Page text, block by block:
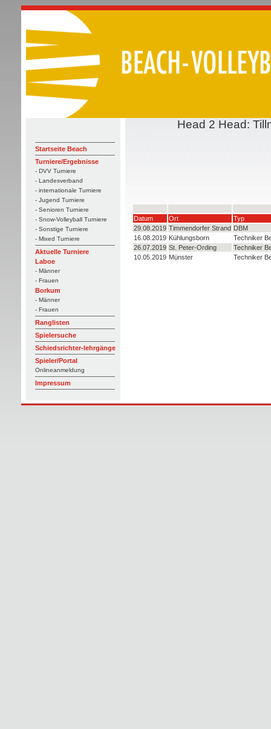
Startseite Beach
Turniere/Ergebnisse
- DVV Turniere
- Landesverband
- internationale Turniere
- Jugend Turniere
- Senioren Turniere
- Snow-Volleyball Turniere
- Sonstige Turniere
- Mixed Turniere
Aktuelle Turniere
Laboe
- Männer
- Frauen
Borkum
- Männer
- Frauen
Ranglisten
Spielersuche
Schiedsrichter-lehrgänge
Spieler/Portal
Onlineanmeldung
Impressum
Head 2 Head:
Datum Ort
Typ
29.08.2019 Timmendorfer Strand DBM
16.08.2019 Kühlungsborn
Techniker
26.07.2019 St. Peter-Ording
Techniker
10.05.2019 Münster Techniker